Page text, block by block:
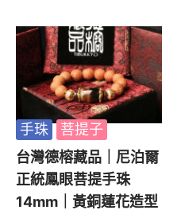
手珠
菩提子
台灣德榕藏品｜尼泊爾
正統鳳眼菩提手珠
14mm｜黃銅蓮花造型